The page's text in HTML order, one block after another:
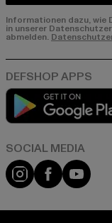
Informationen dazu, wie
in unserer
abmelden.
Instagram
Facebook